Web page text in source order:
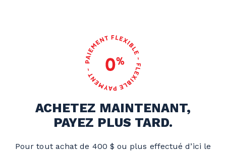
ACHETEZ MAINTENANT,
PAYEZ PLUS TARD.
Pour tout achat de 400 $ ou plus effectué d’ici le